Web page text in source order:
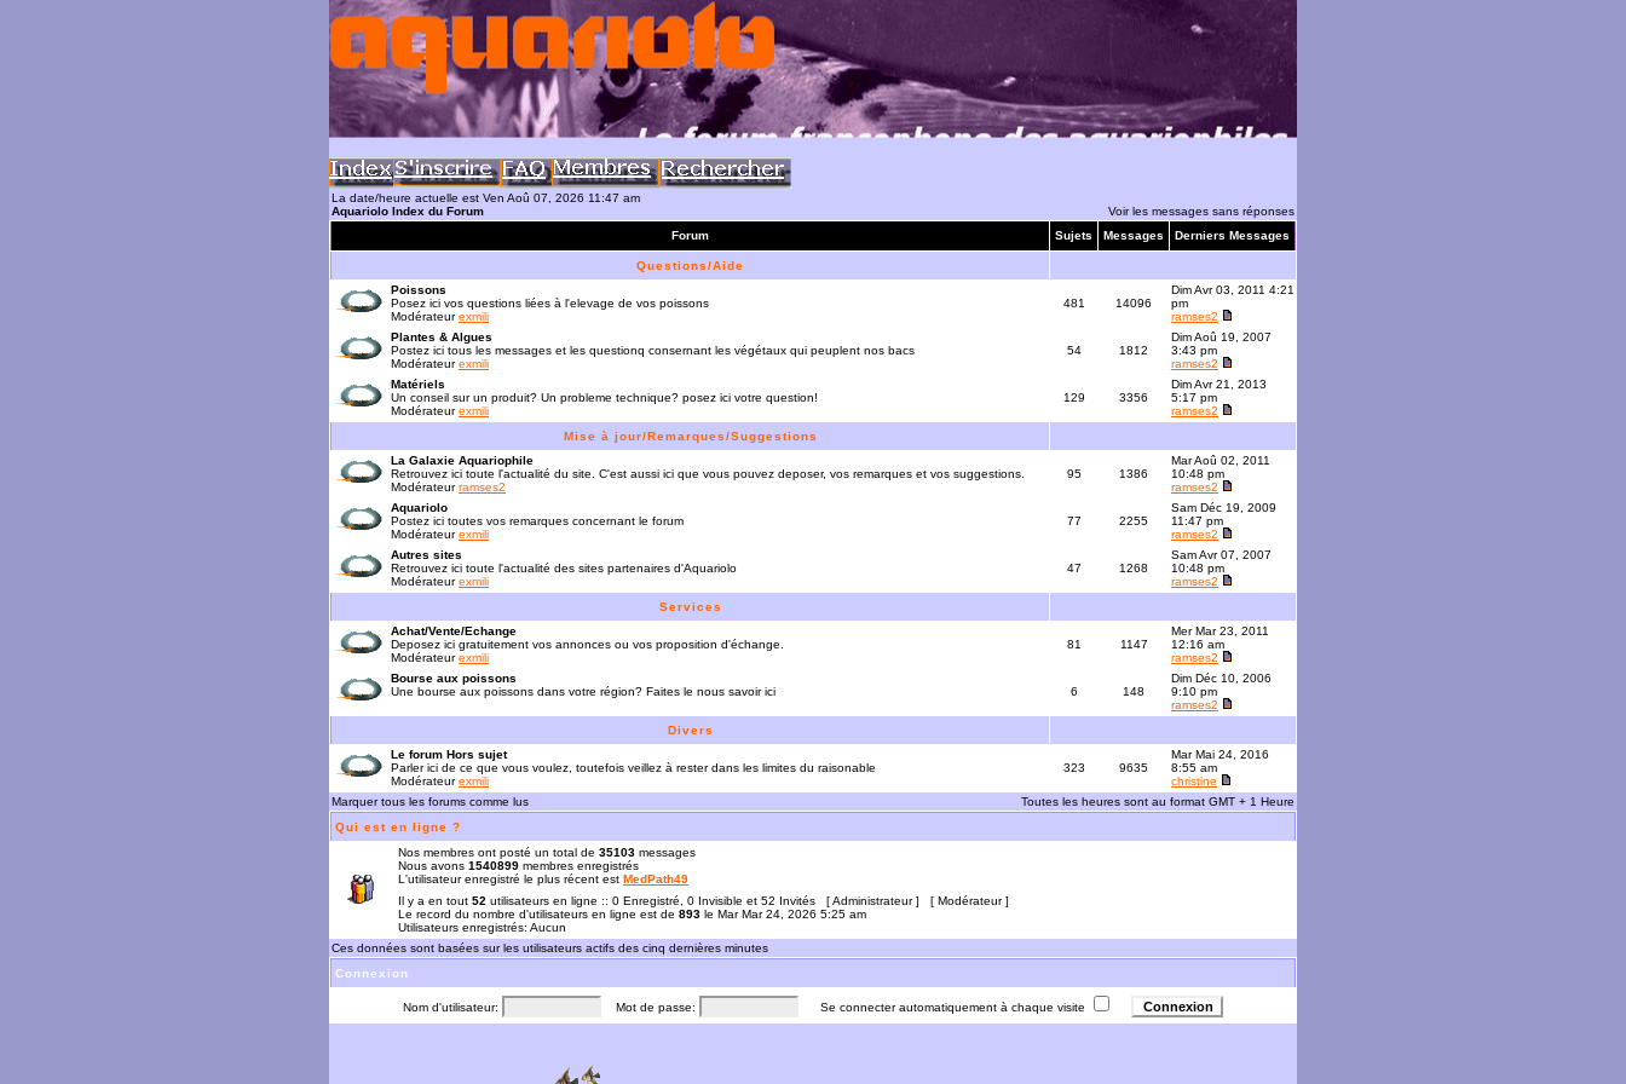
La date/heure actuelle est Ven Aoû 07, 2026 11:47 am
Aquariolo Index du Forum
Voir les messages sans réponses
Forum
Sujets Messages Derniers Messages
Questions/Aide
Poissons
Posez ici vos questions liées à l'elevage de vos poissons
Modérateurexmili
481 14096
Dim Avr 03, 2011 4:21
pm
ramses2
Plantes & Algues
Postez ici tous les messages et les questionq consernant les végétaux qui peuplent nos bacs
Modérateurexmili
54 1812
Dim Aoû 19, 2007
3:43 pm
ramses2
Matériels
Un conseil sur un produit? Un probleme technique? posez ici votre question!
Modérateurexmili
129 3356
Dim Avr 21, 2013
5:17 pm
ramses2
Mise à jour/Remarques/Suggestions
La Galaxie Aquariophile
Retrouvez ici toute l'actualité du site. C'est aussi ici que vous pouvez deposer, vos remarques et vos suggestions.
Modérateurramses2
95 1386
Mar Aoû 02, 2011
10:48 pm
ramses2
Aquariolo
Postez ici toutes vos remarques concernant le forum
Modérateurexmili
77 2255
Sam Déc 19, 2009
11:47 pm
ramses2
Autres sites
Retrouvez ici toute l'actualité des sites partenaires d'Aquariolo
Modérateurexmili
47 1268
Sam Avr 07, 2007
10:48 pm
ramses2
Services
Achat/Vente/Echange
Deposez ici gratuitement vos annonces ou vos proposition d'échange.
Modérateurexmili
81 1147
Mer Mar 23, 2011
12:16 am
ramses2
Bourse aux poissons
Une bourse aux poissons dans votre région? Faites le nous savoir ici
6 148
Dim Déc 10, 2006
9:10 pm
ramses2
Divers
Le forum Hors sujet
Parler ici de ce que vous voulez, toutefois veillez à rester dans les limites du raisonable
Modérateurexmili
323 9635
Mar Mai 24, 2016
8:55 am
christine
Marquer tous les forums comme lus
Toutes les heures sont au format GMT + 1 Heure
Qui est en ligne ?
Nos membres ont posté un total de 35103 messages
Nous avons 1540899 membres enregistrés
L'utilisateur enregistré le plus récent est MedPath49
Il y a en tout 52 utilisateurs en ligne :: 0 Enregistré, 0 Invisible et 52 Invités [Administrateur] [ Modérateur]
Le record du nombre d'utilisateurs en ligne est de 893 le Mar Mar 24, 2026 5:25 am
Utilisateurs enregistrés: Aucun
Ces données sont basées sur les utilisateurs actifs des cinq dernières minutes
Connexion
Nom d'utilisateur: Mot de passe: Se connecter automatiquement à chaque visite